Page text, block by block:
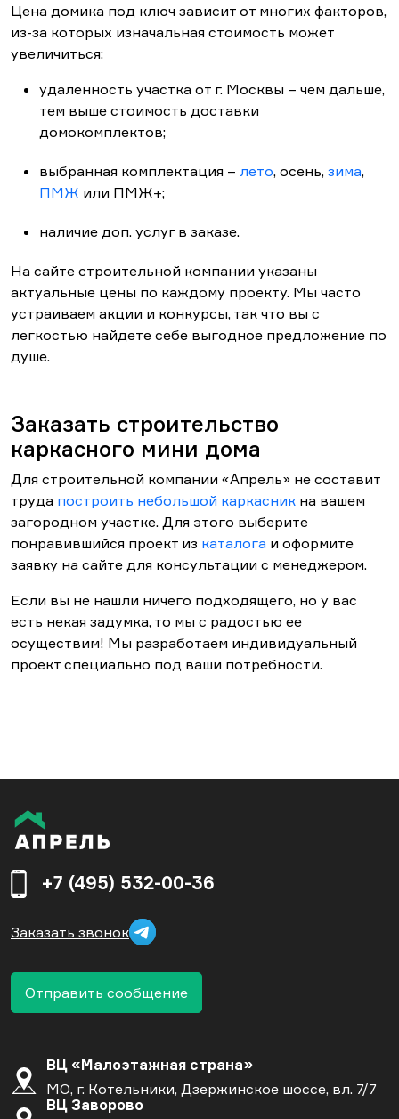
Цена домика под ключ зависит от многих факторов,
из-за которых изначальная стоимость может
увеличиться:
удаленность участка от г. Москвы – чем дальше,
тем выше стоимость доставки
домокомплектов;
выбранная комплектация – лето, осень, зима,
ПМЖ или ПМЖ+;
наличие доп. услуг в заказе.
На сайте строительной компании указаны
актуальные цены по каждому проекту. Мы часто
устраиваем акции и конкурсы, так что вы с
легкостью найдете себе выгодное предложение по
душе.
Заказать строительство
каркасного мини дома
Для строительной компании «Апрель» не составит
труда построить небольшой каркасник на вашем
загородном участке. Для этого выберите
понравившийся проект из каталога и оформите
заявку на сайте для консультации с менеджером.
Если вы не нашли ничего подходящего, но у вас
есть некая задумка, то мы с радостью ее
осуществим! Мы разработаем индивидуальный
проект специально под ваши потребности.
+7 (495) 532-00-36
Заказать звонок
Отправить сообщение
ВЦ «Малоэтажная страна»
МО, г. Котельники, Дзержинское шоссе, вл. 7/7
ВЦ Заворово